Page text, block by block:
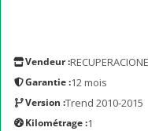
Vendeur :
Garantie :12 mois
Version :Trend 2010-2015
Kilométrage :1